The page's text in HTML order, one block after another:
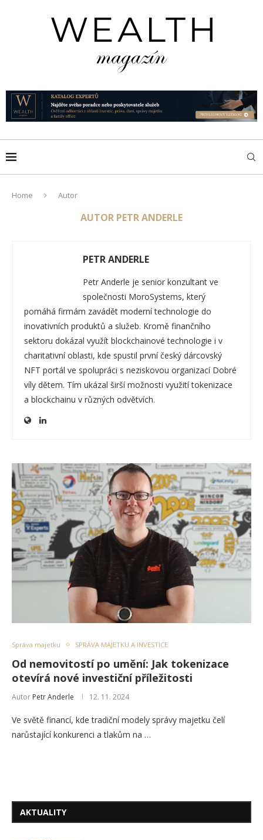
Home Autor
AUTOR PETR ANDERLE
PETR ANDERLE
Petr Anderle je senior konzultant ve
společnosti MoroSystems, který
pomáhá firmám zavádět moderní technologie do
inovativních produktů a služeb. Kromě finančního
sektoru dokázal využít blockchainové technologie i v
charitativní oblasti, kde spustil první český dárcovský
NFT portál ve spolupráci s neziskovou organizací Dobré
víly dětem. Tím ukázal širší možnosti využití tokenizace
a blockchainu v různých odvětvích.
Správa majetku SPRÁVA MAJETKU A INVESTICE
Od nemovitostí po umění: Jak tokenizace
otevírá nové investiční příležitosti
Autor Petr Anderle 12. 11. 2024
Ve světě financí, kde tradiční modely správy majetku čelí
narůstající konkurenci a tlakům na …
AKTUALITY